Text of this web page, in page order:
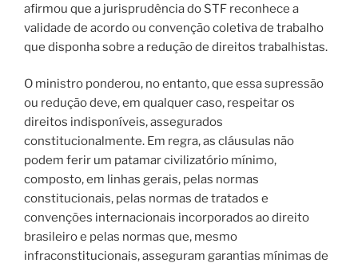
afirmou que a jurisprudência do STF reconhece a
validade de acordo ou convenção coletiva de trabalho
que disponha sobre a redução de direitos trabalhistas.
O ministro ponderou, no entanto, que essa supressão
ou redução deve, em qualquer caso, respeitar os
direitos indisponíveis, assegurados
constitucionalmente. Em regra, as cláusulas não
podem ferir um patamar civilizatório mínimo,
composto, em linhas gerais, pelas normas
constitucionais, pelas normas de tratados e
convenções internacionais incorporados ao direito
brasileiro e pelas normas que, mesmo
infraconstitucionais, asseguram garantias mínimas de